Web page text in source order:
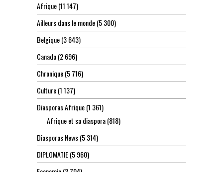
Afrique(11 147)
Ailleurs dans le monde(5 300)
Belgique(3 643)
Canada(2 696)
Chronique(5 716)
Culture(1 137)
Diasporas Afrique(1 361)
Afrique et sa diaspora(818)
Diasporas News(5 314)
DIPLOMATIE(5 960)